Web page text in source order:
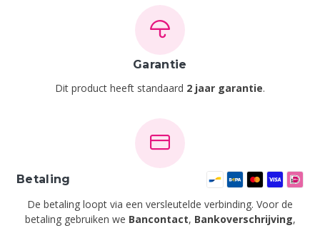
Garantie
Dit product heeft standaard 2 jaar garantie.
Betaling
De betaling loopt via een versleutelde verbinding. Voor de
betaling gebruiken we Bancontact, Bankoverschrijving,